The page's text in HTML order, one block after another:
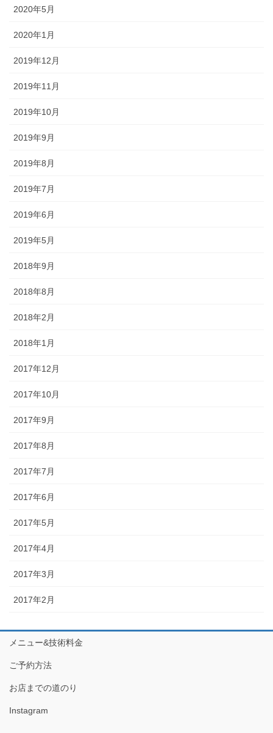
2020年5月
2020年1月
2019年12月
2019年11月
2019年10月
2019年9月
2019年8月
2019年7月
2019年6月
2019年5月
2018年9月
2018年8月
2018年2月
2018年1月
2017年12月
2017年10月
2017年9月
2017年8月
2017年7月
2017年6月
2017年5月
2017年4月
2017年3月
2017年2月
メニュー&技術料金
ご予約方法
お店までの道のり
Instagram